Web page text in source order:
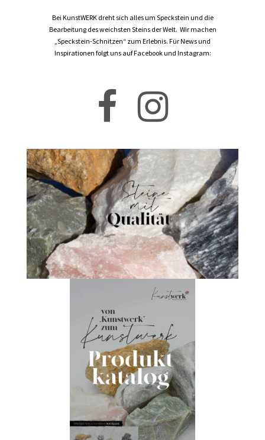
Bei KunstWERK dreht sich alles um Speckstein und die
Bearbeitung des weichsten Steins der Welt. Wir machen
„Speckstein-Schnitzen“ zum Erlebnis. Für News und
Inspirationen folgt uns auf Facebook und Instagram: